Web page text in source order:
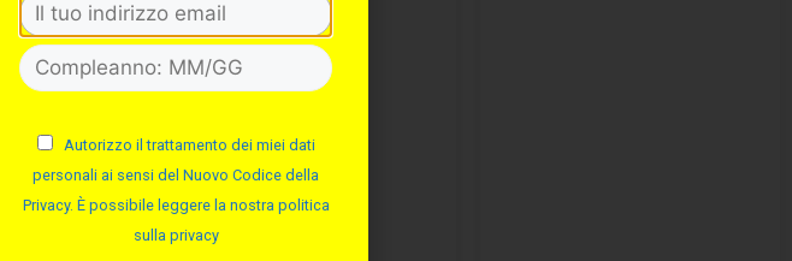
Autorizzo il trattamento dei miei dati
personali ai sensi del Nuovo Codice della
Privacy. È possibile leggere la nostra politica
sulla privacy